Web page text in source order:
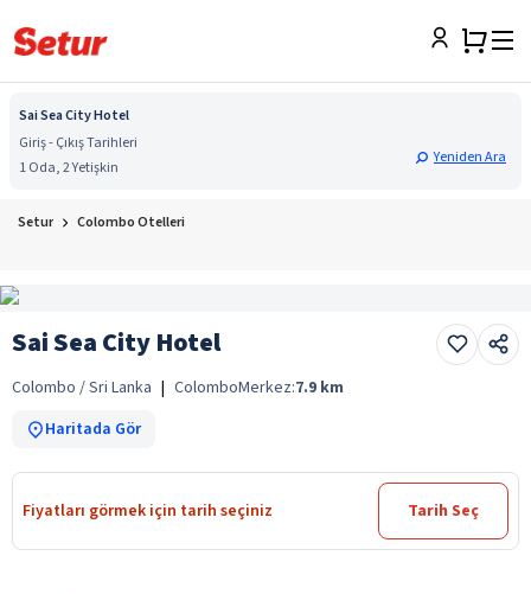
Sai Sea City Hotel
Giriş - Çıkış Tarihleri
1 Oda, 2 Yetişkin
Yeniden Ara
Setur Colombo Otelleri
Sai Sea City Hotel
Colombo / Sri Lanka | ColomboMerkez:7.9 km
Haritada Gör
Fiyatları görmek için tarih seçiniz Tarih Seç